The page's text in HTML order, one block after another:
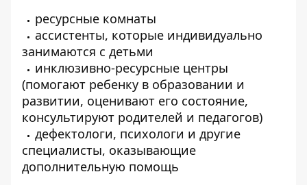
ресурсные комнаты
ассистенты, которые индивидуально
занимаются с детьми
инклюзивно-ресурсные центры
(помогают ребенку в образовании и
развитии, оценивают его состояние,
консультируют родителей и педагогов)
дефектологи, психологи и другие
специалисты, оказывающие
дополнительную помощь